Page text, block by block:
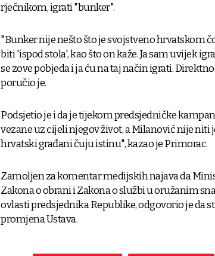
rječnikom, igrati "bunker".
"Bunker nije nešto što je svojstveno hrvatskom
biti 'ispod stola', kao što on kaže. Ja sam uvijek
se zove pobjeda i ja ću na taj način igrati.
poručio je.
Podsjetio je i da je tijekom predsjedničke
vezane uz cijeli njegov život, a Milanović nije niti
hrvatski građani čuju istinu", kazao je Primorac.
Zamoljen za komentar medijskih najava da
Zakona o obrani i Zakona o službi u oružanim
ovlasti predsjednika Republike, odgovorio je da
promjena Ustava.